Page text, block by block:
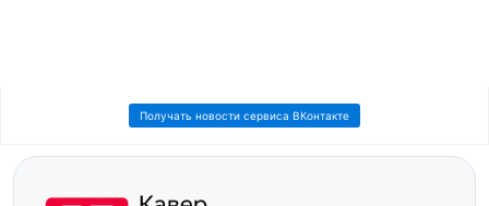
Получать новости сервиса ВКонтакте